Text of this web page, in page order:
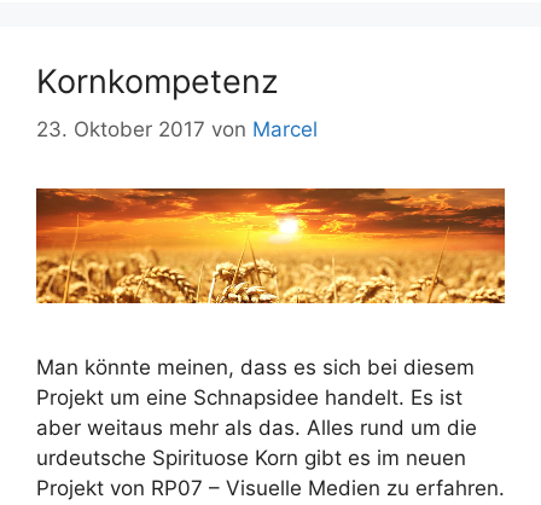
Kornkompetenz
23. Oktober 2017 von Marcel
Man könnte meinen, dass es sich bei diesem
Projekt um eine Schnapsidee handelt. Es ist
aber weitaus mehr als das. Alles rund um die
urdeutsche Spirituose Korn gibt es im neuen
Projekt von RP07 – Visuelle Medien zu erfahren.